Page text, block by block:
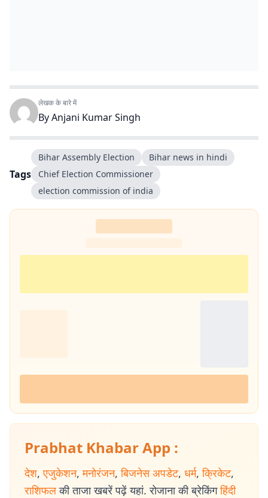
लेखक के बारे में
ByAnjani Kumar Singh
Tags
Bihar Assembly Election
Bihar news in hindi
Chief Election Commissioner
election commission of india
Prabhat Khabar App :
देश, एजुकेशन, मनोरंजन, बिजनेस अपडेट, धर्म, क्रिकेट,
राशिफल की ताजा खबरें पढ़ें यहां. रोजाना की ब्रेकिंग हिंदी